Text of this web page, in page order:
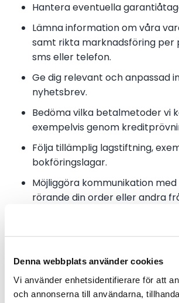
Denna webbplats använder cookies
Vi använder enhetsidentifierare för att
och annonserna till användarna,
Hantera eventuella
Lämna information om våra
samt rikta marknadsföring per
sms eller telefon.
Ge dig relevant och anpassad
nyhetsbrev.
Bedöma vilka betalmetoder vi
exempelvis genom
Följa tillämplig lagstiftning,
bokföringslagar.
Möjliggöra kommunikation med
rörande din order eller andra
VAD GÖR VI MED
Kunduppgifter lagras i den centrala
för affärssystemet Fenix.